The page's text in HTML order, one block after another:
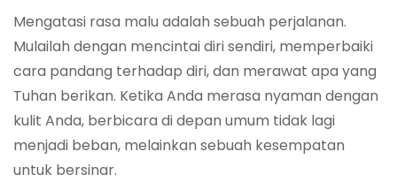
Mengatasi rasa malu adalah sebuah perjalanan.
Mulailah dengan mencintai diri sendiri, memperbaiki
cara pandang terhadap diri, dan merawat apa yang
Tuhan berikan. Ketika Anda merasa nyaman dengan
kulit Anda, berbicara di depan umum tidak lagi
menjadi beban, melainkan sebuah kesempatan
untuk bersinar.